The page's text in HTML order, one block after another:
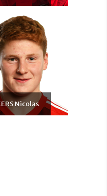
Nicolas